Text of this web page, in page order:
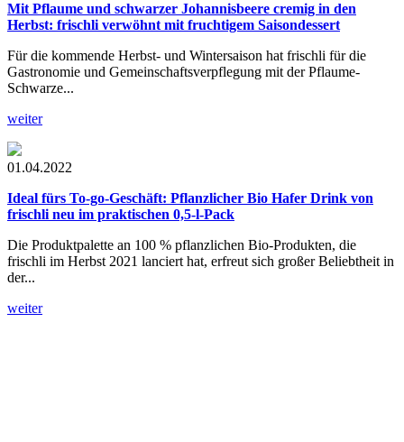
Mit Pflaume und schwarzer Johannisbeere cremig in den
Herbst: frischli verwöhnt mit fruchtigem Saisondessert
Für die kommende Herbst- und Wintersaison hat frischli für die
Gastronomie und Gemeinschaftsverpflegung mit der Pflaume-
Schwarze...
weiter
01.04.2022
Ideal fürs To-go-Geschäft: Pflanzlicher Bio Hafer Drink von
frischli neu im praktischen 0,5-l-Pack
Die Produktpalette an 100 % pflanzlichen Bio-Produkten, die
frischli im Herbst 2021 lanciert hat, erfreut sich großer Beliebtheit in
der...
weiter